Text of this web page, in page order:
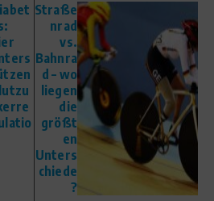
Straße
nrad
vs.
Bahnra
d – wo
liegen
die
größt
en
Unters
chiede
?